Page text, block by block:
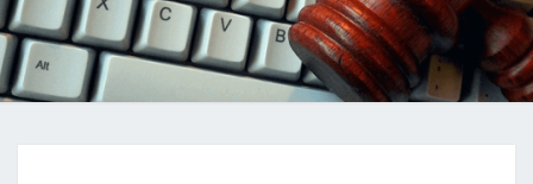
Peritaje
Forense,
Ciberseguridad
Y Hacking Ético